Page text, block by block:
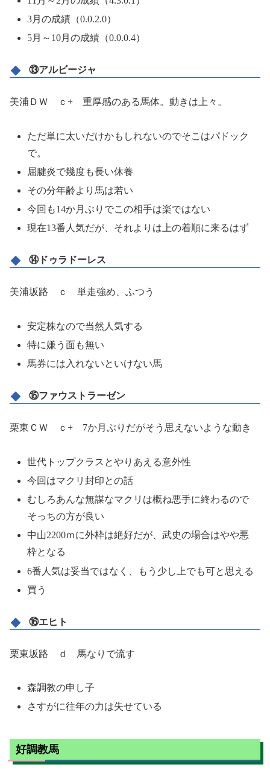
3月の成績（0.0.2.0）
5月～10月の成績（0.0.0.4）
⑬アルビージャ
美浦ＤＷ ｃ+ 重厚感のある馬体。動きは上々。
ただ単に太いだけかもしれないのでそこはパドック
で。
屈腱炎で幾度も長い休養
その分年齢より馬は若い
今回も14か月ぶりでこの相手は楽ではない
現在13番人気だが、それよりは上の着順に来るはず
⑭ドゥラドーレス
美浦坂路 ｃ 単走強め、ふつう
安定株なので当然人気する
特に嫌う面も無い
馬券には入れないといけない馬
⑮ファウストラーゼン
栗東ＣＷ ｃ+ 7か月ぶりだがそう思えないような動き
世代トップクラスとやりあえる意外性
今回はマクリ封印との話
むしろあんな無謀なマクリは概ね悪手に終わるので
そっちの方が良い
中山2200ｍに外枠は絶好だが、武史の場合はやや悪
枠となる
6番人気は妥当ではなく、もう少し上でも可と思える
買う
⑯エヒト
栗東坂路 ｄ 馬なりで流す
森調教の申し子
さすがに往年の力は失せている
好調教馬